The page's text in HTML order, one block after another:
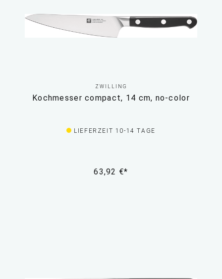
ZWILLING
Kochmesser compact, 14 cm, no-color
LIEFERZEIT 10-14 TAGE
63,92 €*